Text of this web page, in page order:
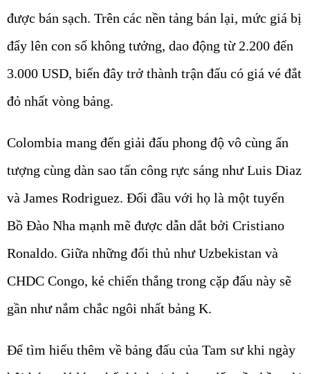
được bán sạch. Trên các nền tảng bán lại, mức giá bị
đẩy lên con số không tưởng, dao động từ 2.200 đến
3.000 USD, biến đây trở thành trận đấu có giá vé đắt
đỏ nhất vòng bảng.
Colombia mang đến giải đấu phong độ vô cùng ấn
tượng cùng dàn sao tấn công rực sáng như Luis Diaz
và James Rodriguez. Đối đầu với họ là một tuyển
Bồ Đào Nha mạnh mẽ được dẫn dắt bởi Cristiano
Ronaldo. Giữa những đối thủ như Uzbekistan và
CHDC Congo, kẻ chiến thắng trong cặp đấu này sẽ
gần như nắm chắc ngôi nhất bảng K.
Để tìm hiểu thêm về bảng đấu của Tam sư khi ngày